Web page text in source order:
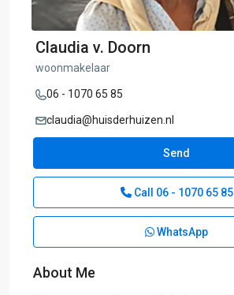
Claudia v. Doorn
woonmakelaar
06 - 1070 65 85
claudia@huisderhuizen.nl
Send
Call 06 - 1070 65 85
WhatsApp
About Me